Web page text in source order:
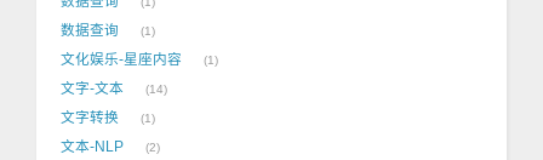
数据查询 1
文化娱乐-星座内容 1
文字-文本 14
文字转换 1
文本-NLP 2